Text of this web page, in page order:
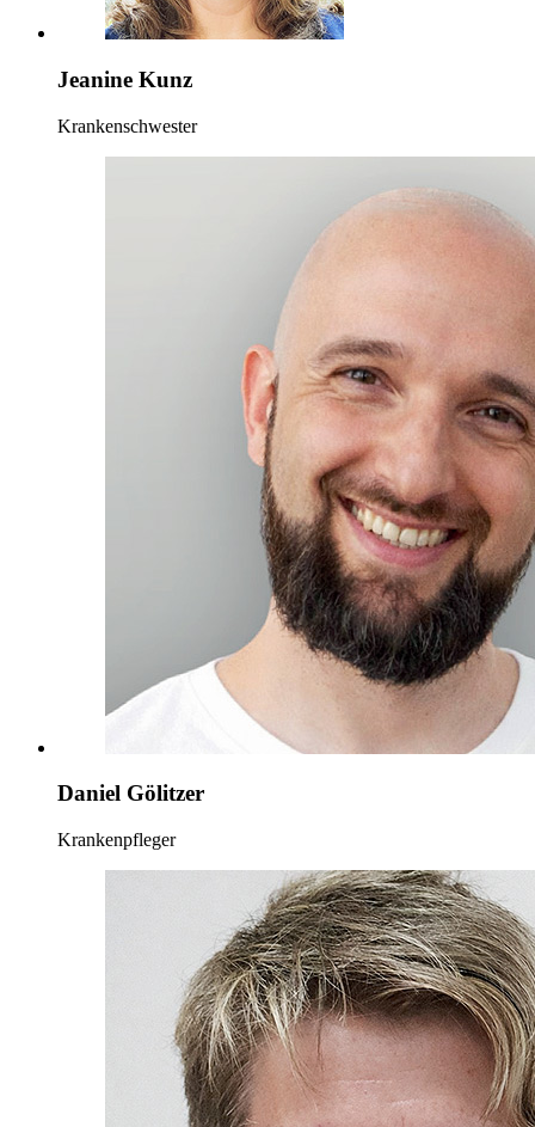
Jeanine Kunz
Krankenschwester
Daniel Gölitzer
Krankenpfleger